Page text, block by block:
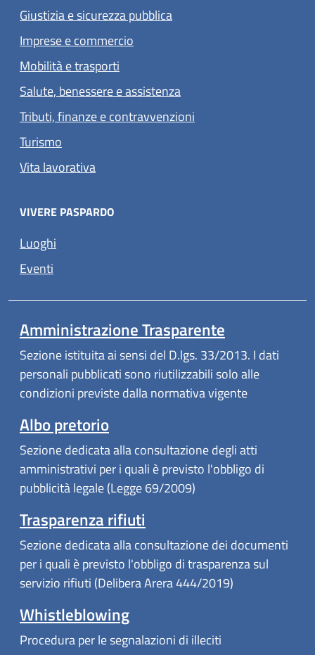
Giustizia e sicurezza pubblica
Imprese e commercio
Mobilità e trasporti
Salute, benessere e assistenza
Tributi, finanze e contravvenzioni
Turismo
Vita lavorativa
VIVERE PASPARDO
Luoghi
Eventi
Amministrazione Trasparente
Sezione istituita ai sensi del D.lgs. 33/2013. I dati
personali pubblicati sono riutilizzabili solo alle
condizioni previste dalla normativa vigente
Albo pretorio
Sezione dedicata alla consultazione degli atti
amministrativi per i quali è previsto l'obbligo di
pubblicità legale (Legge 69/2009)
Trasparenza rifiuti
Sezione dedicata alla consultazione dei documenti
per i quali è previsto l'obbligo di trasparenza sul
servizio rifiuti (Delibera Arera 444/2019)
Whistleblowing
Procedura per le segnalazioni di illeciti